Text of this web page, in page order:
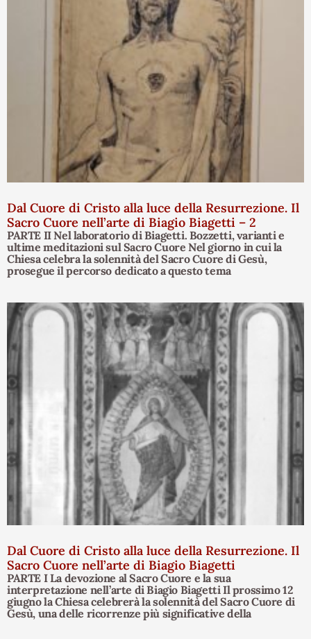
Dal Cuore di Cristo alla luce della Resurrezione. Il
Sacro Cuore nell’arte di Biagio Biagetti – 2
PARTE II Nel laboratorio di Biagetti. Bozzetti, varianti e
ultime meditazioni sul Sacro Cuore Nel giorno in cui la
Chiesa celebra la solennità del Sacro Cuore di Gesù,
prosegue il percorso dedicato a questo tema
Dal Cuore di Cristo alla luce della Resurrezione. Il
Sacro Cuore nell’arte di Biagio Biagetti
PARTE I La devozione al Sacro Cuore e la sua
interpretazione nell’arte di Biagio Biagetti Il prossimo 12
giugno la Chiesa celebrerà la solennità del Sacro Cuore di
Gesù, una delle ricorrenze più significative della